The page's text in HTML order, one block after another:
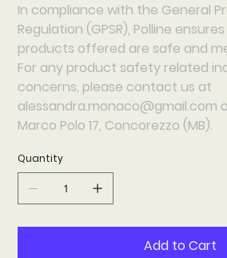
In compliance with the General
Regulation (GPSR), Polline
products offered are safe and
For any product safety related
concerns, please contact us at
alessandra.monaco@gmail.com
Marco Polo 17, Concorezzo (MB).
Quantity
Add to Cart